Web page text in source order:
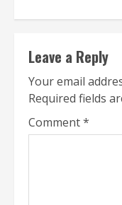
Leave a Reply
Your email
Required fields
Comment*